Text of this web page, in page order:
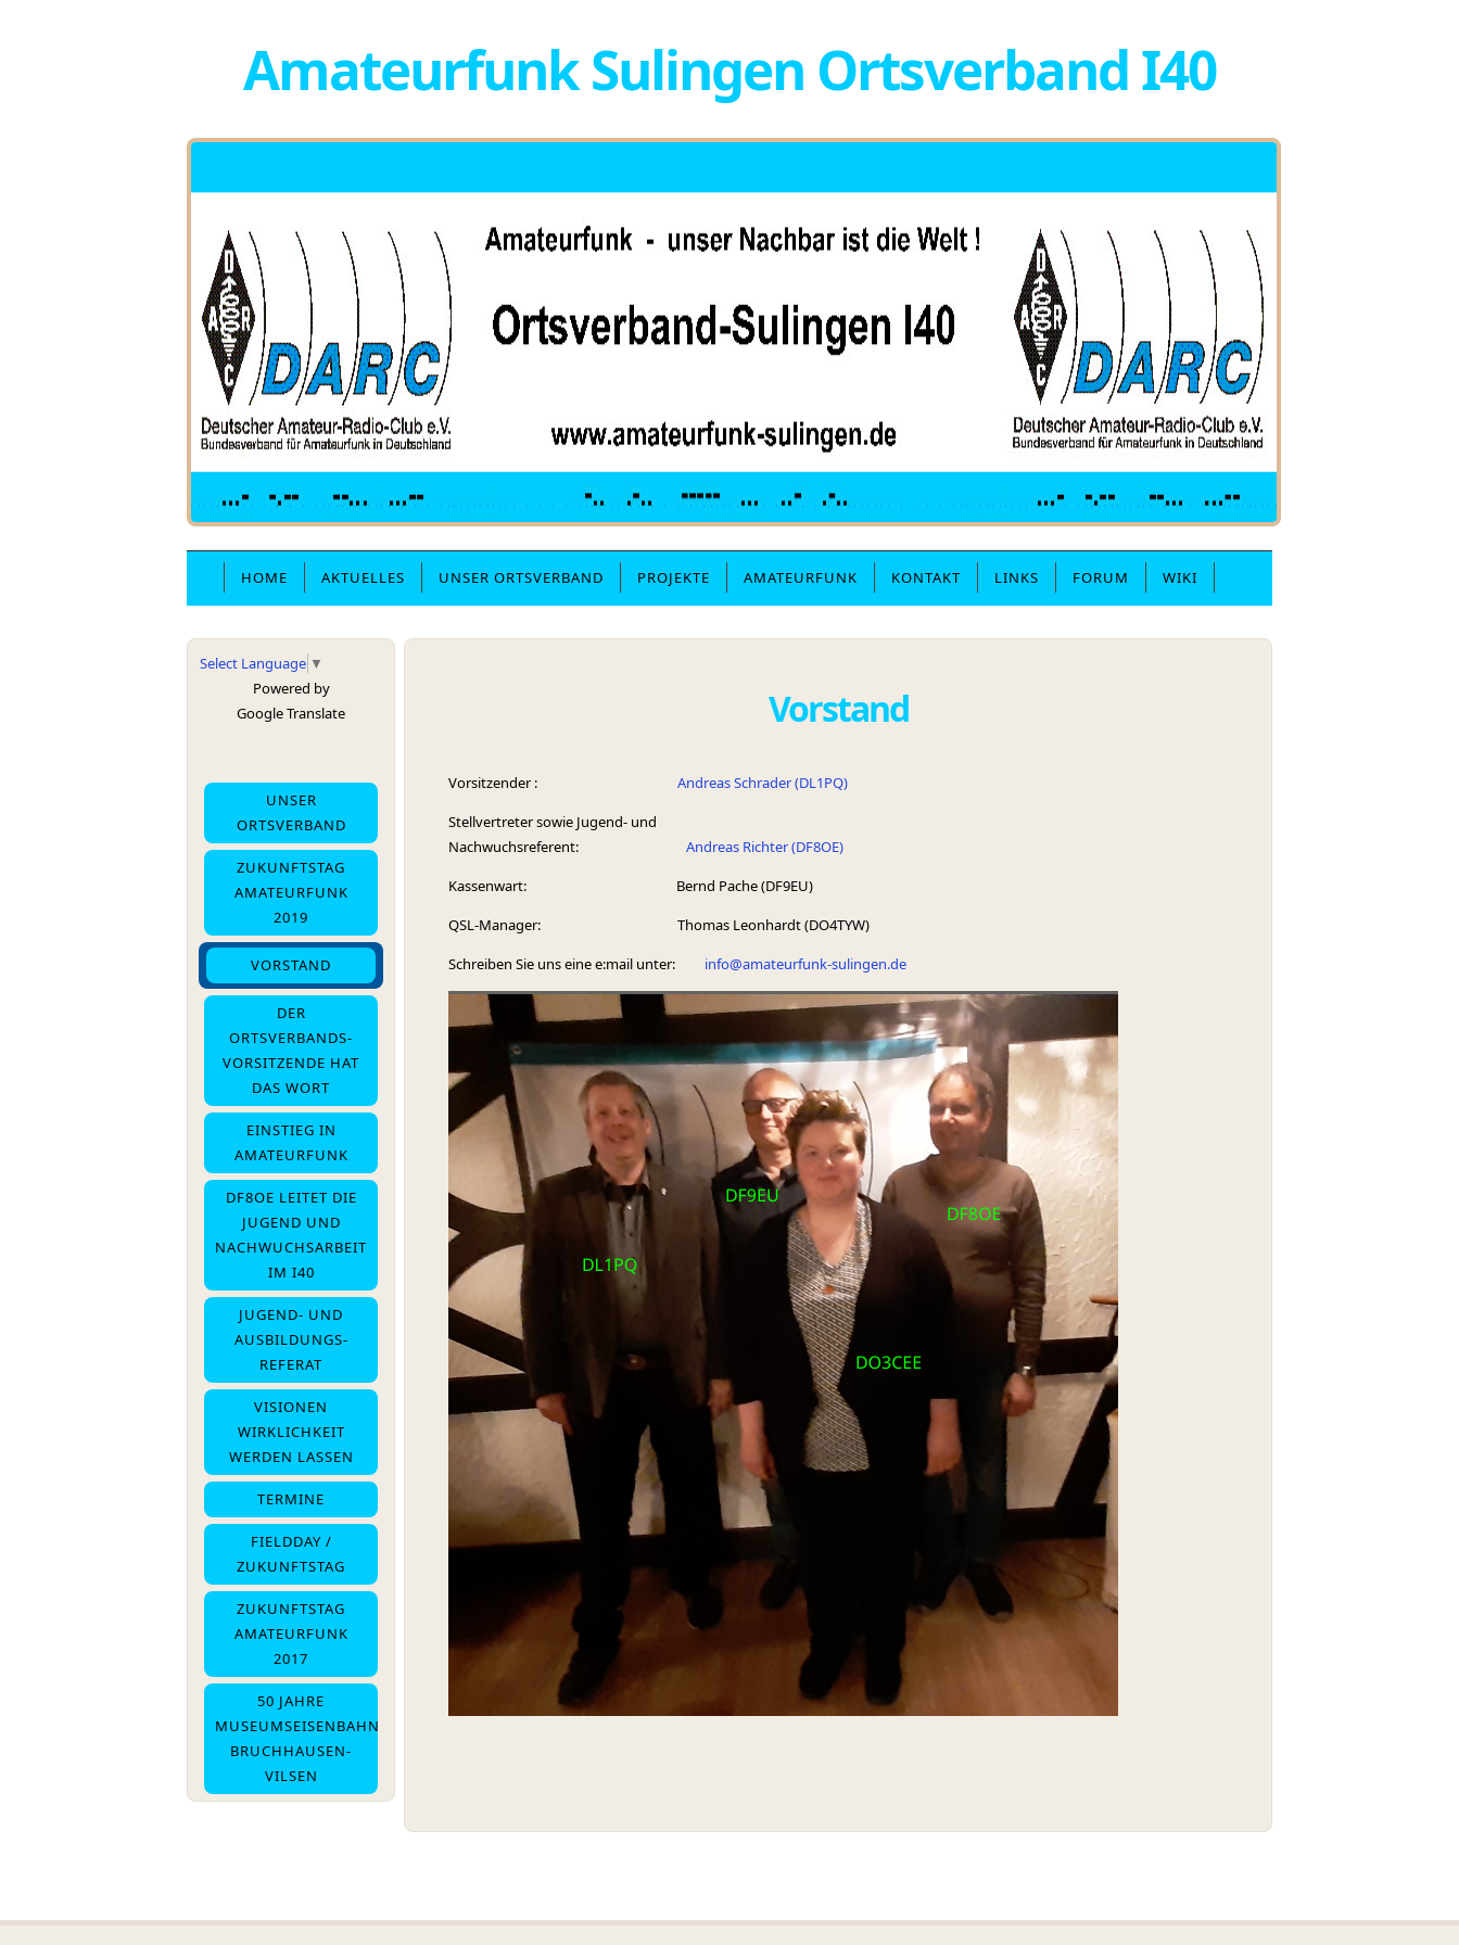
Amateurfunk Sulingen Ortsverband I40
HOME AKTUELLES UNSER ORTSVERBAND PROJEKTE AMATEURFUNK KONTAKT LINKS FORUM WIKI
Vorstand
Vorsitzender : Andreas Schrader (DL1PQ)
Stellvertreter sowie Jugend- und
Nachwuchsreferent: Andreas Richter (DF8OE)
Kassenwart: Bernd Pache (DF9EU)
QSL-Manager: Thomas Leonhardt (DO4TYW)
Schreiben Sie uns eine e:mail unter: info@amateurfunk-sulingen.de
Select Language ▼
Powered by
Google Translate
UNSER
ORTSVERBAND
ZUKUNFTSTAG
AMATEURFUNK
2019
VORSTAND
DER
ORTSVERBANDS-
VORSITZENDE HAT
DAS WORT
EINSTIEG IN
AMATEURFUNK
DF8OE LEITET DIE
JUGEND UND
NACHWUCHSARBEIT
IM I40
JUGEND- UND
AUSBILDUNGS-
REFERAT
VISIONEN
WIRKLICHKEIT
WERDEN LASSEN
TERMINE
FIELDDAY /
ZUKUNFTSTAG
ZUKUNFTSTAG
AMATEURFUNK
2017
50 JAHRE
MUSEUMSEISENBAHN
BRUCHHAUSEN-
VILSEN